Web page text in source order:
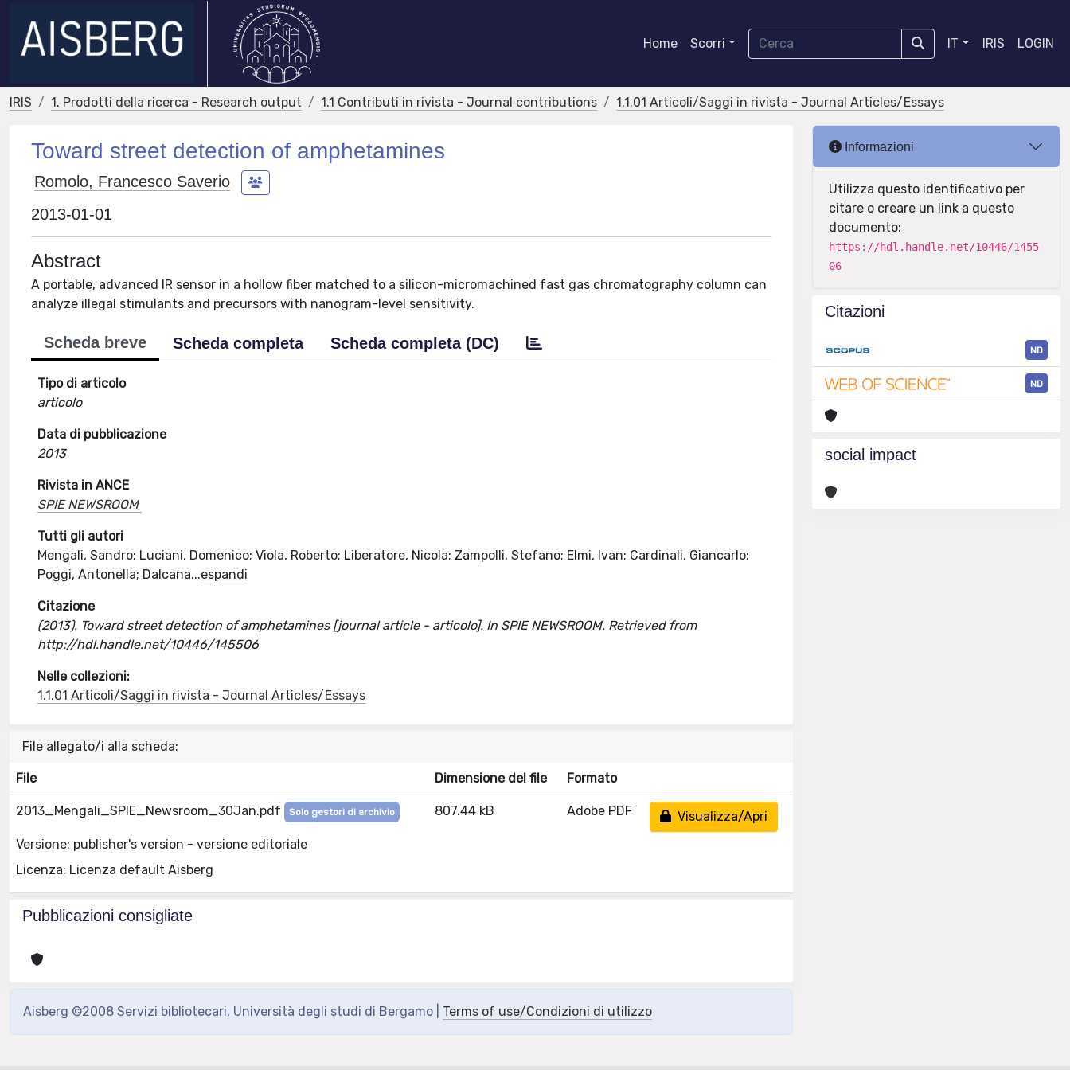
Home Scorri IT IRIS LOGIN
IRIS 1. Prodotti della ricerca - Research output 1.1 Contributi in rivista - Journal contributions 1.1.01 Articoli/Saggi in rivista - Journal Articles/Essays
Toward street detection of amphetamines
Romolo, Francesco Saverio
2013-01-01
Abstract
A portable, advanced IR sensor in a hollow fiber matched to a silicon-micromachined fast gas chromatography column can
analyze illegal stimulants and precursors with nanogram-level sensitivity.
Scheda breve Scheda completa Scheda completa (DC)
Tipo di articolo
articolo
Data di pubblicazione
2013
Rivista in ANCE
SPIE NEWSROOM
Tutti gli autori
Mengali, Sandro; Luciani, Domenico; Viola, Roberto; Liberatore, Nicola; Zampolli, Stefano; Elmi, Ivan; Cardinali, Giancarlo;
Poggi, Antonella; Dalcana...espandi
Citazione
(2013). Toward street detection of amphetamines [journal article - articolo]. In SPIE NEWSROOM. Retrieved from
http://hdl.handle.net/10446/145506
Nelle collezioni:
1.1.01 Articoli/Saggi in rivista - Journal Articles/Essays
File allegato/i alla scheda:
File Dimensione del file Formato
2013_Mengali_SPIE_Newsroom_30Jan.pdf Solo gestori di archivio
Versione: publisher's version - versione editoriale
Licenza: Licenza default Aisberg
807.44 kB Adobe PDF Visualizza/Apri
Pubblicazioni consigliate
Aisberg ©2008 Servizi bibliotecari, Università degli studi di Bergamo | Terms of use/Condizioni di utilizzo
Informazioni
Utilizza questo identificativo per
citare o creare un link a questo
documento:
https://hdl.handle.net/10446/1455
06
Citazioni
ND
ND
social impact